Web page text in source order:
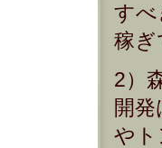
すべ
稼ぎ
2）
開
やト